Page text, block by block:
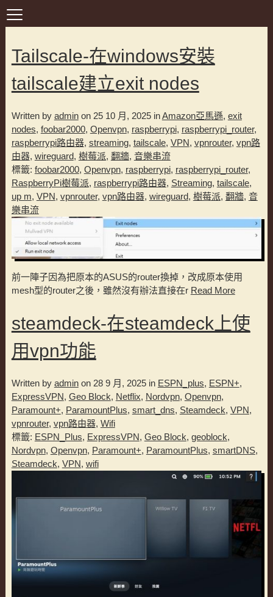
Tailscale-在windows安裝
tailscale建立exit nodes
Written by adminon 25 10 月, 2025 inAmazon亞馬遜, exit
nodes, foobar2000, Openvpn, raspberrypi, raspberrypi_router,
raspberrypi路由器, streaming, tailscale, VPN, vpnrouter, vpn路
由器, wireguard, 樹莓派, 翻牆, 音樂串流
標籤: foobar2000, Openvpn, raspberrypi, raspberrypi_router,
RaspberryPi樹莓派, raspberrypi路由器, Streaming, tailscale,
up m, VPN, vpnrouter, vpn路由器, wireguard, 樹莓派, 翻牆, 音
樂串流
前一陣子因為把原本的ASUS的router換掉，改成原本使用
mesh型的router之後，雖然沒有辦法直接在r Read More
steamdeck-在steamdeck上使
用vpn功能
Written by adminon 28 9 月, 2025 in ESPN_plus, ESPN+,
ExpressVPN, Geo Block, Netflix, Nordvpn, Openvpn,
Paramount+, ParamountPlus, smart_dns, Steamdeck, VPN,
vpnrouter, vpn路由器, Wifi
標籤: ESPN_Plus, ExpressVPN, Geo Block, geoblock,
Nordvpn, Openvpn, Paramount+, ParamountPlus, smartDNS,
Steamdeck, VPN, wifi